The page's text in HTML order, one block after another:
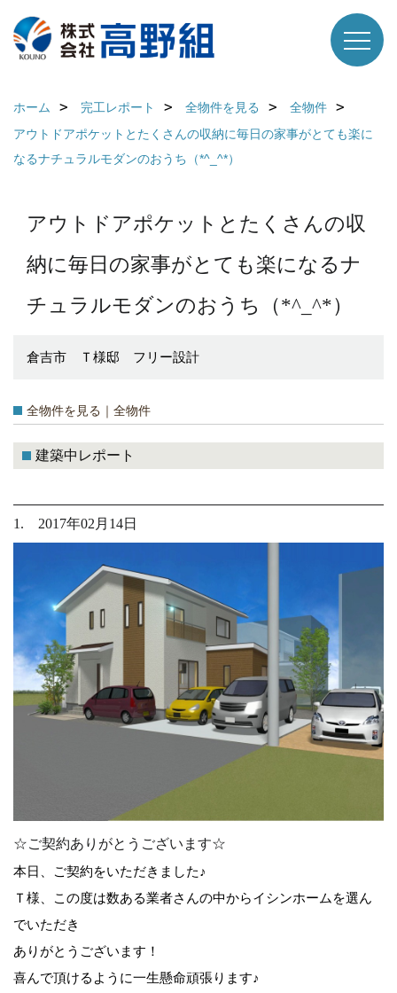
ホーム 完工レポート 全物件を見る
全物件
アウトドアポケットとたくさんの収納に毎日の家事がとても楽に
なるナチュラルモダンのおうち（*^_^*）
アウトドアポケットとたくさんの収
納に毎日の家事がとても楽になるナ
チュラルモダンのおうち（*^_^*）
倉吉市 Ｔ様邸 フリー設計
全物件を見る｜全物件
建築中レポート
1. 2017年02月14日
☆ご契約ありがとうございます☆
本日、ご契約をいただきました♪
Ｔ様、この度は数ある業者さんの中からイシンホームを選ん
でいただき
ありがとうございます！
喜んで頂けるように一生懸命頑張ります♪